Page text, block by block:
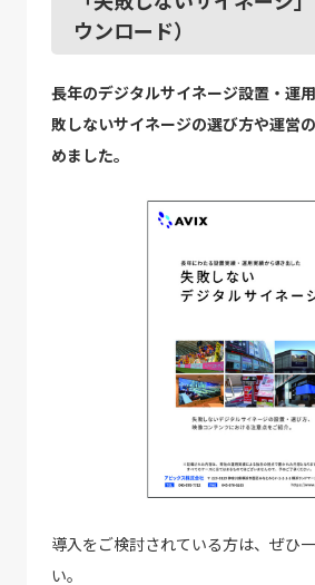
ウンロード）
長年のデジタルサイネージ設置・運
敗しないサイネージの選び方や運営
めました。
導入をご検討されている方は、ぜひ
い。